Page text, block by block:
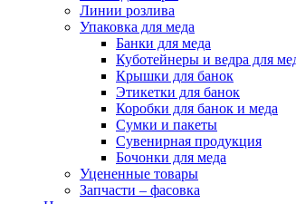
Линии розлива
Упаковка для меда
Банки для меда
Куботейнеры и ведра для
Крышки для банок
Этикетки для банок
Коробки для банок и меда
Сумки и пакеты
Сувенирная продукция
Бочонки для меда
Уцененные товары
Запчасти – фасовка